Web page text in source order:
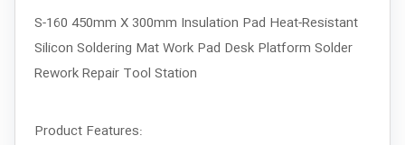
S-160 450mm X 300mm Insulation Pad Heat-Resistant
Silicon Soldering Mat Work Pad Desk Platform Solder
Rework Repair Tool Station
Product Features: